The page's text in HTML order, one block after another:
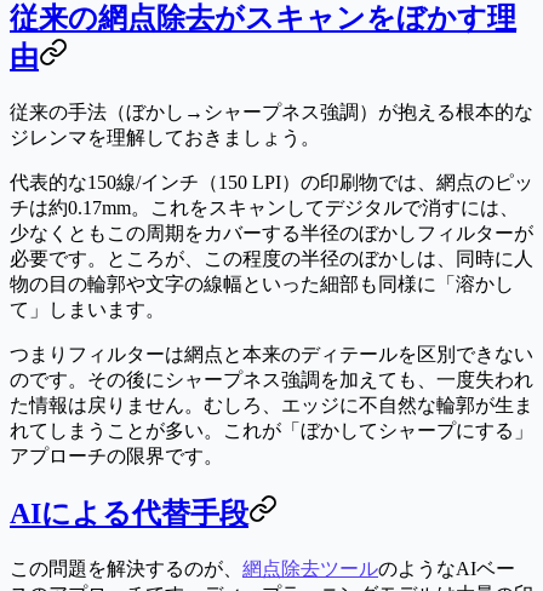
従来の網点除去がスキャンをぼかす理
由
従来の手法（ぼかし→シャープネス強調）が抱える根本的な
ジレンマを理解しておきましょう。
代表的な150線/インチ（150 LPI）の印刷物では、網点のピッ
チは約0.17mm。これをスキャンしてデジタルで消すには、
少なくともこの周期をカバーする半径のぼかしフィルターが
必要です。ところが、この程度の半径のぼかしは、同時に人
物の目の輪郭や文字の線幅といった細部も同様に「溶かし
て」しまいます。
つまり フィルターは網点と本来のディテールを区別できない
のです。その後にシャープネス強調を加えても、一度失われ
た情報は戻りません。むしろ、エッジに不自然な輪郭が生ま
れてしまうことが多い。これが「ぼかしてシャープにする」
アプローチの限界です。
AIによる代替手段
この問題を解決するのが、 網点除去ツールのようなAIベー